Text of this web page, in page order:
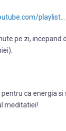
playlist…
pe zi, incepand
ca energia
meditatiei!